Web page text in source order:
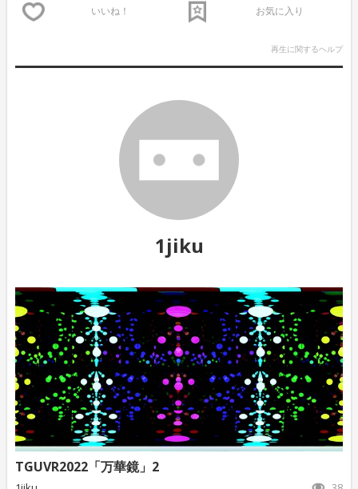
いいね！ お気に入り
再生に関するヘルプ
1jiku
TGUVR2022「万華鏡」2